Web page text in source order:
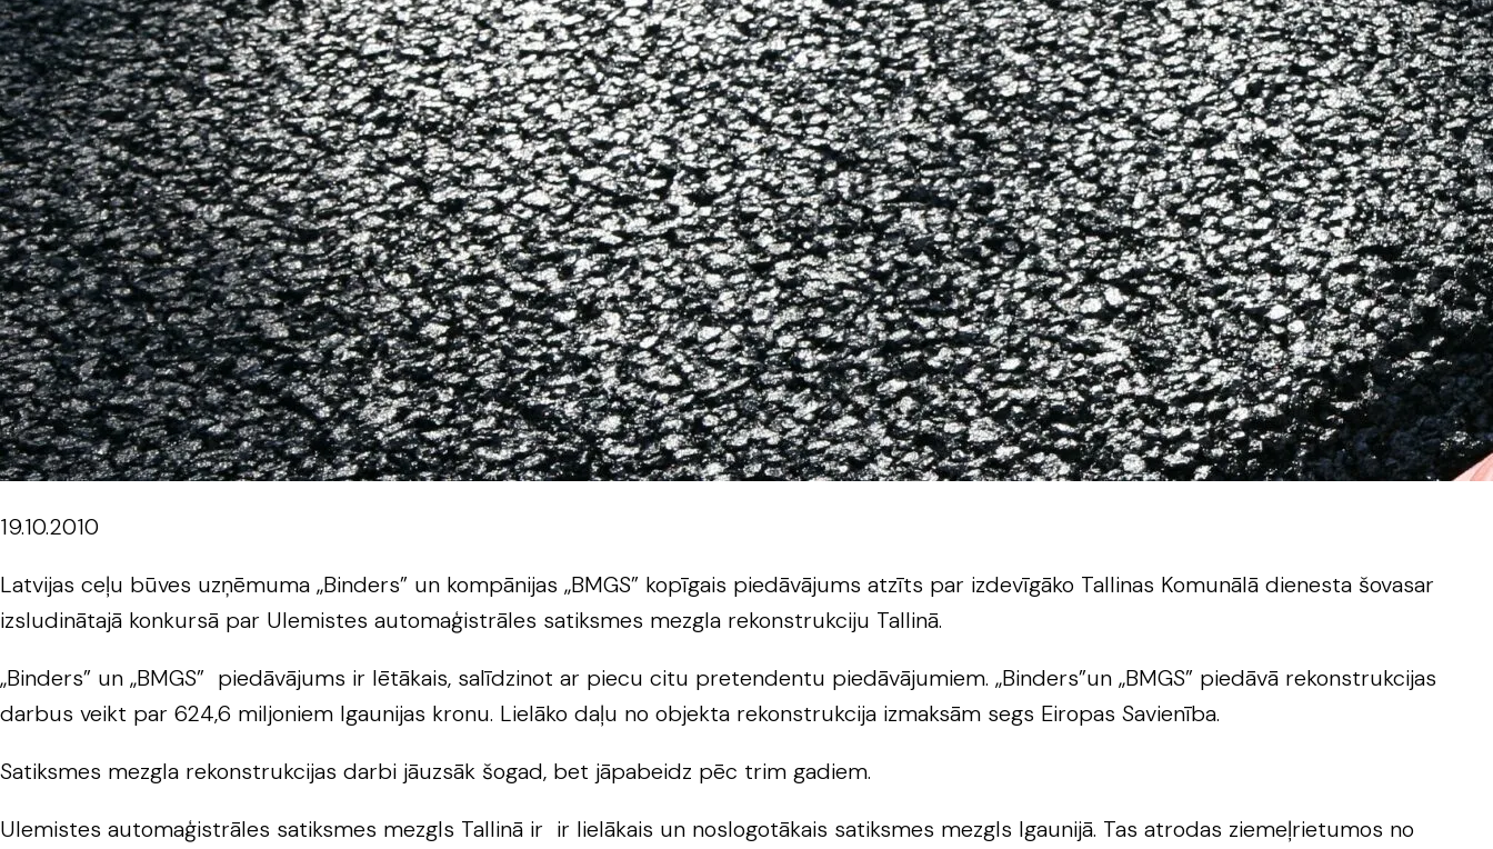
19.10.2010
Latvijas ceļu būves uzņēmuma „Binders” un kompānijas „BMGS” kopīgais piedāvājums atzīts par izdevīgāko Tallinas Komunālā dienesta šovasar
izsludinātajā konkursā par Ulemistes automaģistrāles satiksmes mezgla rekonstrukciju Tallinā.
„Binders” un „BMGS” piedāvājums ir lētākais, salīdzinot ar piecu citu pretendentu piedāvājumiem. „Binders”un „BMGS” piedāvā rekonstrukcijas
darbus veikt par 624,6 miljoniem Igaunijas kronu. Lielāko daļu no objekta rekonstrukcija izmaksām segs Eiropas Savienība.
Satiksmes mezgla rekonstrukcijas darbi jāuzsāk šogad, bet jāpabeidz pēc trim gadiem.
Ulemistes automaģistrāles satiksmes mezgls Tallinā ir ir lielākais un noslogotākais satiksmes mezgls Igaunijā. Tas atrodas ziemeļrietumos no